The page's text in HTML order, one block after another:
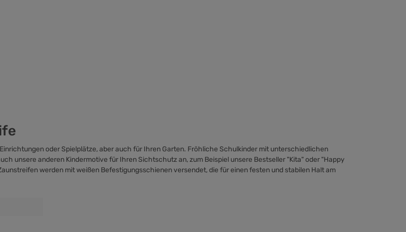
oder Spielplätze, aber auch für Ihren Garten. Fröhliche Schulkinder mit unterschiedlichen
unsere anderen Kindermotive für Ihren Sichtschutz an, zum Beispiel unsere Bestseller "Kita"oder "Happy
werden mit weißen Befestigungsschienenversendet, die für einen festen und stabilen Halt am